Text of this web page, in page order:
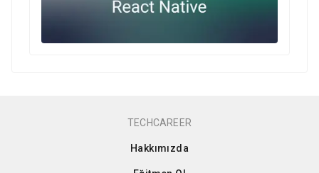
TECHCAREER
Hakkımızda